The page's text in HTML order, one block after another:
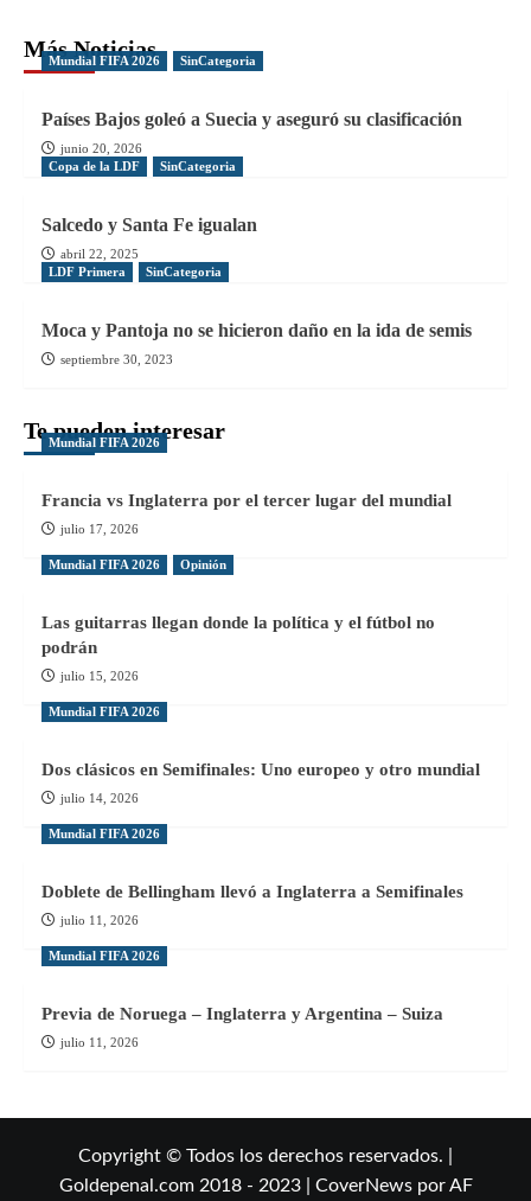
Más Noticias
Mundial FIFA 2026 SinCategoria
Países Bajos goleó a Suecia y aseguró su clasificación
junio 20, 2026
Copa de la LDF
SinCategoria
Salcedo y Santa Fe igualan
abril 22, 2025
LDF Primera
SinCategoria
Moca y Pantoja no se hicieron daño en la ida de semis
septiembre 30, 2023
Te pueden interesar
Mundial FIFA 2026
Francia vs Inglaterra por el tercer lugar del mundial
julio 17, 2026
Mundial FIFA 2026 Opinión
Las guitarras llegan donde la política y el fútbol no
podrán
julio 15, 2026
Mundial FIFA 2026
Dos clásicos en Semifinales: Uno europeo y otro mundial
julio 14, 2026
Mundial FIFA 2026
Doblete de Bellingham llevó a Inglaterra a Semifinales
julio 11, 2026
Mundial FIFA 2026
Previa de Noruega – Inglaterra y Argentina – Suiza
julio 11, 2026
Copyright © Todos los derechos reservados. |
Goldepenal.com 2018 - 2023
CoverNewspor AF